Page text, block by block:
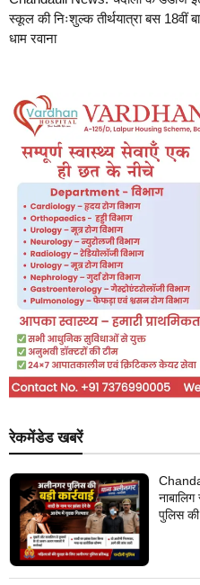
स्कूल की निःशुल्क तीर्थयात्रा बस 18वीं
धाम रवाना
रेकमेंडेड खबरें
पुलिस की